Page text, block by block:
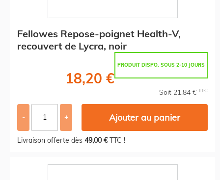
Fellowes Repose-poignet Health-V,
recouvert de Lycra, noir
PRODUIT DISPO. SOUS 2-10 JOURS
18,20 €
Soit 21,84 € TTC
- + Ajouter au panier
Livraison offerte dès 49,00 €TTC !